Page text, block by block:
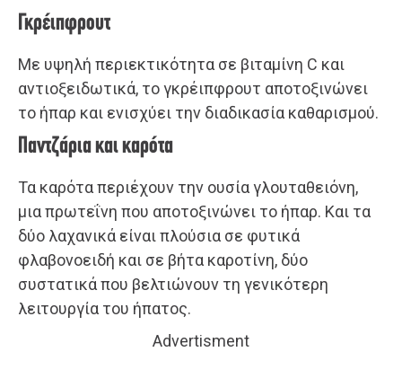
Γκρέιπφρουτ
Με υψηλή περιεκτικότητα σε βιταμίνη C και
αντιοξειδωτικά, το γκρέιπφρουτ αποτοξινώνει
το ήπαρ και ενισχύει την διαδικασία καθαρισμού.
Παντζάρια και καρότα
Τα καρότα περιέχουν την ουσία γλουταθειόνη,
μια πρωτεΐνη που αποτοξινώνει το ήπαρ. Και τα
δύο λαχανικά είναι πλούσια σε φυτικά
φλαβονοειδή και σε βήτα καροτίνη, δύο
συστατικά που βελτιώνουν τη γενικότερη
λειτουργία του ήπατος.
Advertisment